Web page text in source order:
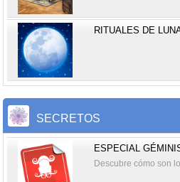
RITUALES DE
SECRETOS
ESPECIAL
Descubre cómo son